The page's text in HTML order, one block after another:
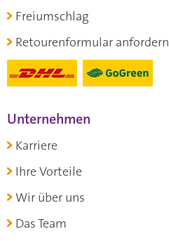
Freiumschlag
Retourenformular anfordern
Unternehmen
Karriere
Ihre Vorteile
Wir über uns
Das Team